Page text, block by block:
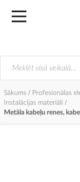
Sākums
Profesionālas
Instalācijas materiāli
Metāla kabeļu renes,